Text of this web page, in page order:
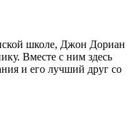
школе, Джон Дориан
Вместе с ним здесь
и его лучший друг со